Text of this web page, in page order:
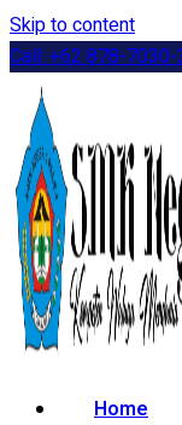
Skip to content
Call: +62 878-
Home